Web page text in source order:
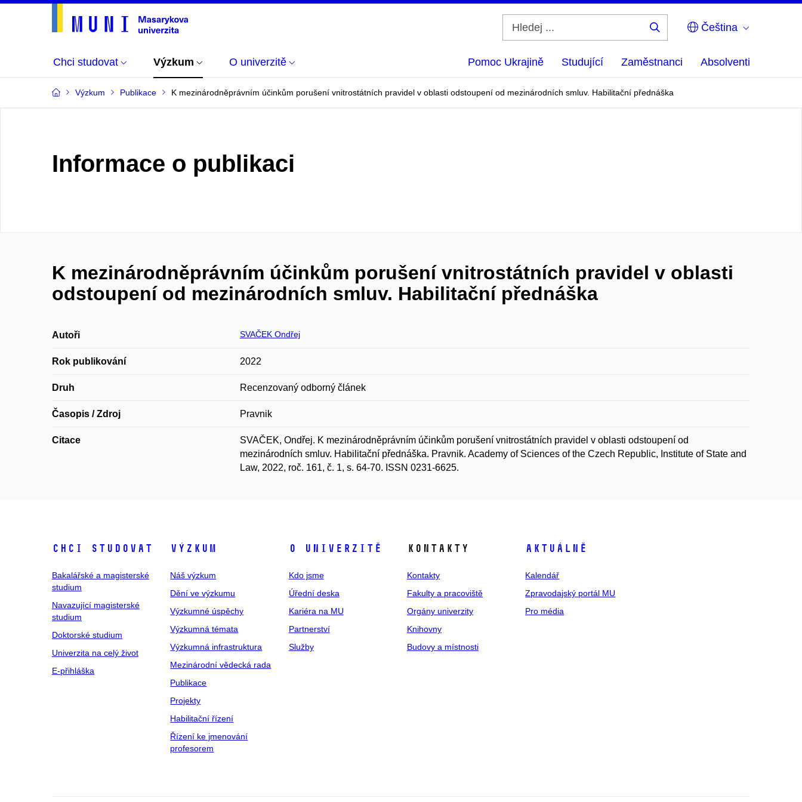
Čeština
Chci studovat Výzkum O univerzitě Pomoc Ukrajině Studující Zaměstnanci Absolventi
Výzkum Publikace K mezinárodněprávním účinkům porušení vnitrostátních pravidel v oblasti odstoupení od mezinárodních smluv. Habilitační přednáška
Informace o publikaci
K mezinárodněprávním účinkům porušení vnitrostátních pravidel v oblasti
odstoupení od mezinárodních smluv. Habilitační přednáška
Autoři SVAČEK Ondřej
Rok publikování 2022
Druh Recenzovaný odborný článek
Časopis / Zdroj Pravnik
Citace
SVAČEK, Ondřej. K mezinárodněprávním účinkům porušení vnitrostátních pravidel v oblasti odstoupení od
mezinárodních smluv. Habilitační přednáška. Pravnik. Academy of Sciences of the Czech Republic, Institute of State and
Law, 2022, roč. 161, č. 1, s. 64-70. ISSN 0231-6625.
Chci studovat
Bakalářské a magisterské
studium
Navazující magisterské
studium
Doktorské studium
Univerzita na celý život
E-přihláška
Výzkum
Náš výzkum
Dění ve výzkumu
Výzkumné úspěchy
Výzkumná témata
Výzkumná infrastruktura
Mezinárodní vědecká rada
Publikace
Projekty
Habilitační řízení
Řízení ke jmenování
profesorem
O univerzitě
Kdo jsme
Úřední deska
Kariéra na MU
Partnerství
Služby
Kontakty
Kontakty
Fakulty a pracoviště
Orgány univerzity
Knihovny
Budovy a místnosti
Aktuálně
Kalendář
Zpravodajský portál MU
Pro média